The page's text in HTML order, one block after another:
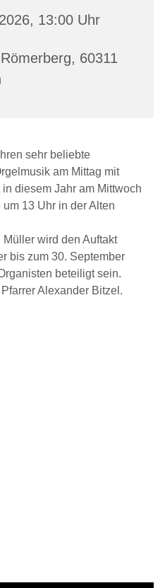
13:00 Uhr
60311
sehr beliebte
am Mittag mit
diesem Jahr am Mittwoch
13 Uhr in der Alten
wird den Auftakt
bis zum 30. September
beteiligt sein.
Alexander Bitzel.